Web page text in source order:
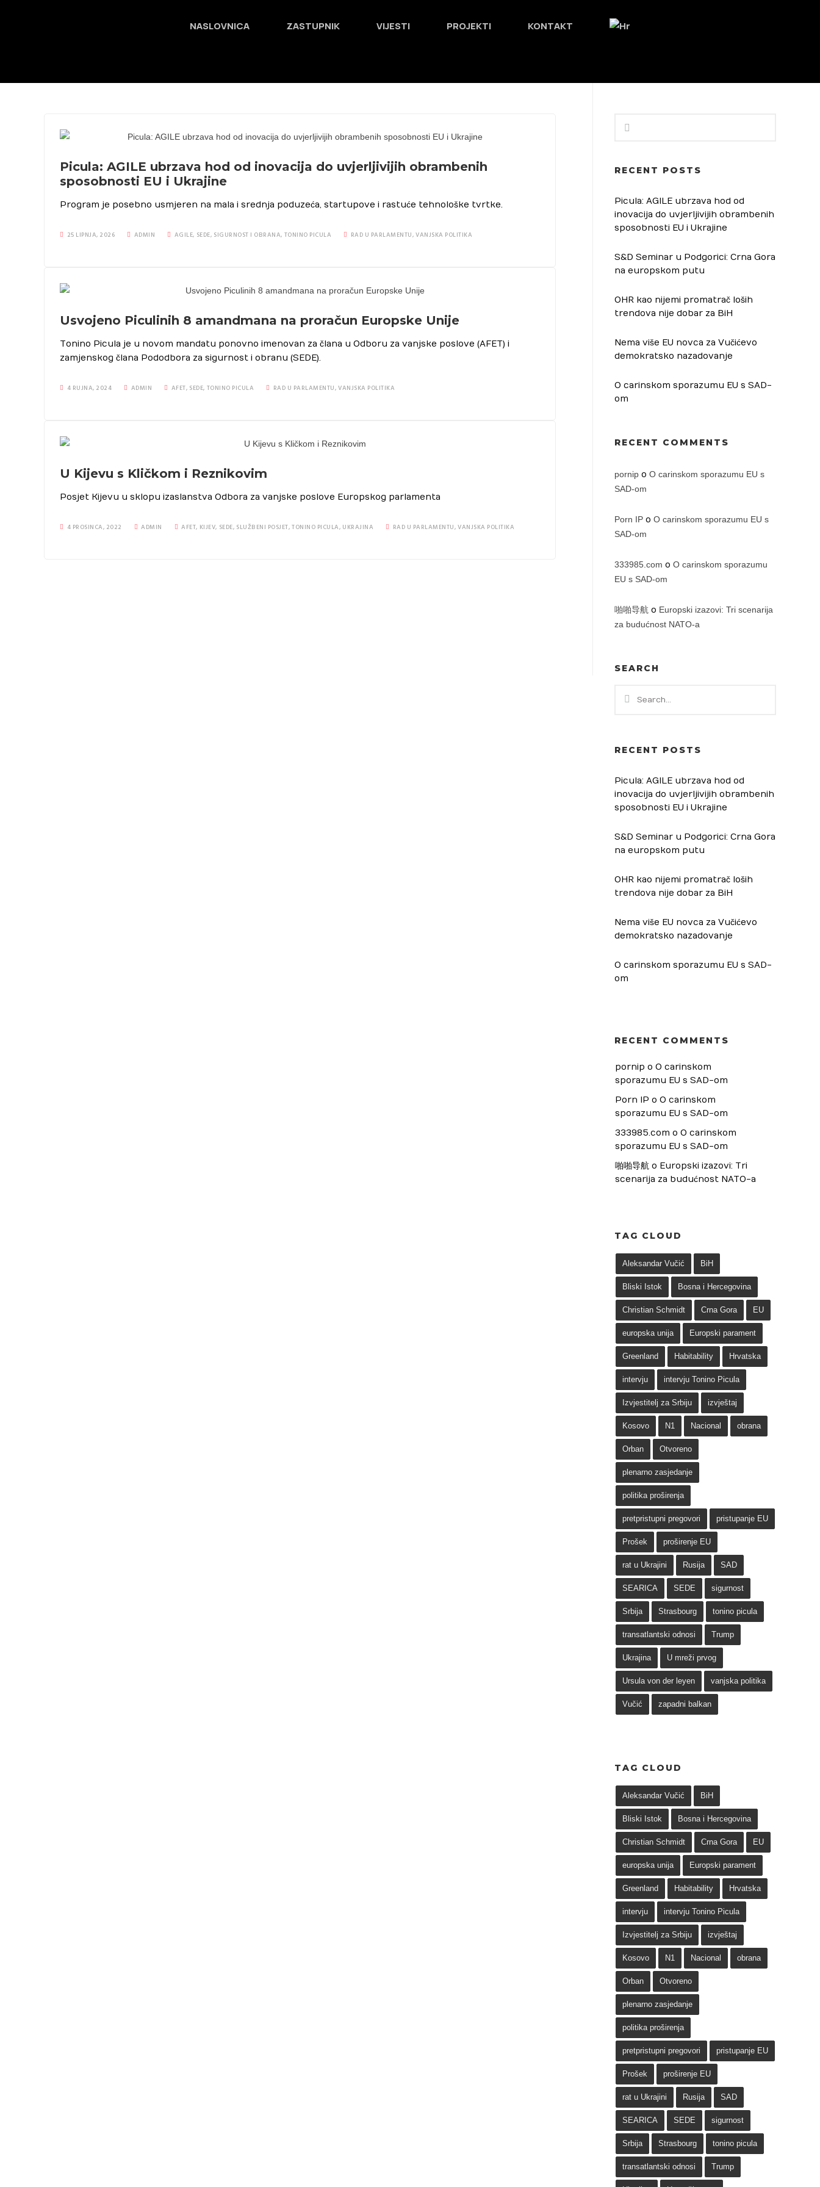
NASLOVNICA ZASTUPNIK VIJESTI PROJEKTI KONTAKT
Picula: AGILE ubrzava hod od inovacija do uvjerljivijih obrambenih
sposobnosti EU i Ukrajine
Program je posebno usmjeren na mala i srednja poduzeća, startupove i rastuće tehnološke tvrtke.
25 LIPNJA, 2026 ADMIN AGILE, SEDE, SIGURNOST I OBRANA, TONINO PICULA RAD U PARLAMENTU,VANJSKA POLITIKA
Usvojeno Piculinih 8 amandmana na proračun Europske Unije
Tonino Picula je u novom mandatu ponovno imenovan za člana u Odboru za vanjske poslove (AFET) i
zamjenskog člana Pododbora za sigurnost i obranu (SEDE).
4 RUJNA, 2024 ADMIN AFET, SEDE, TONINO PICULA RAD U PARLAMENTU,VANJSKA POLITIKA
U Kijevu s Kličkom i Reznikovim
Posjet Kijevu u sklopu izaslanstva Odbora za vanjske poslove Europskog parlamenta
4 PROSINCA, 2022 ADMIN AFET, KIJEV, SEDE, SLUŽBENI POSJET,TONINO PICULA, UKRAJINA RAD U PARLAMENTU,VANJSKA POLITIKA
RECENT POSTS
Picula: AGILE ubrzava hod od
inovacija do uvjerljivijih obrambenih
sposobnosti EU i Ukrajine
S&D Seminar u Podgorici: Crna Gora
na europskom putu
OHR kao nijemi promatrač loših
trendova nije dobar za BiH
Nema više EU novca za Vučićevo
demokratsko nazadovanje
O carinskom sporazumu EU s SAD-
om
RECENT COMMENTS
pornip o O carinskom sporazumu EU s
SAD-om
Porn IP o O carinskom sporazumu EU s
SAD-om
333985.com o O carinskom sporazumu
EU s SAD-om
啪啪导航 o Europski izazovi: Tri scenarija
za budućnost NATO-a
SEARCH
RECENT POSTS
Picula: AGILE ubrzava hod od
inovacija do uvjerljivijih obrambenih
sposobnosti EU i Ukrajine
S&D Seminar u Podgorici: Crna Gora
na europskom putu
OHR kao nijemi promatrač loših
trendova nije dobar za BiH
Nema više EU novca za Vučićevo
demokratsko nazadovanje
O carinskom sporazumu EU s SAD-
om
RECENT COMMENTS
pornip o O carinskom
sporazumu EU s SAD-om
Porn IP o O carinskom
sporazumu EU s SAD-om
333985.com o O carinskom
sporazumu EU s SAD-om
啪啪导航 o Europski izazovi: Tri
scenarija za budućnost NATO-a
TAG CLOUD
Aleksandar Vučić BiH
Bliski Istok Bosna i Hercegovina
Christian Schmidt Crna Gora EU
europska unija Europski parament
Greenland Habitability Hrvatska
intervju intervju Tonino Picula
Izvjestitelj za Srbiju izvještaj
Kosovo N1 Nacional obrana
Orban Otvoreno
plenarno zasjedanje
politika proširenja
pretpristupni pregovori pristupanje EU
Prošek proširenje EU
rat u Ukrajini Rusija SAD
SEARICA SEDE sigurnost
Srbija Strasbourg tonino picula
transatlantski odnosi Trump
Ukrajina U mreži prvog
Ursula von der leyen vanjska politika
Vučić zapadni balkan
TAG CLOUD
Aleksandar Vučić BiH
Bliski Istok Bosna i Hercegovina
Christian Schmidt Crna Gora EU
europska unija Europski parament
Greenland Habitability Hrvatska
intervju intervju Tonino Picula
Izvjestitelj za Srbiju izvještaj
Kosovo N1 Nacional obrana
Orban Otvoreno
plenarno zasjedanje
politika proširenja
pretpristupni pregovori pristupanje EU
Prošek proširenje EU
rat u Ukrajini Rusija SAD
SEARICA SEDE sigurnost
Srbija Strasbourg tonino picula
transatlantski odnosi Trump